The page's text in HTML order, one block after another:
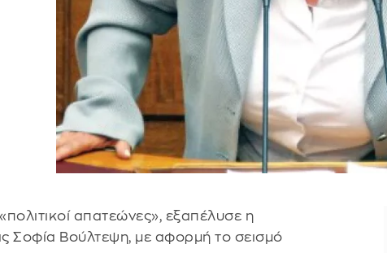
απατεώνες», εξαπέλυσε η
Σοφία Βούλτεψη, με αφορμή το σεισμό